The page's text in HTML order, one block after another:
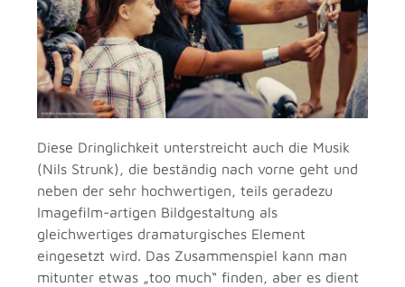
Diese Dringlichkeit unterstreicht auch die Musik
(Nils Strunk), die beständig nach vorne geht und
neben der sehr hochwertigen, teils geradezu
Imagefilm-artigen Bildgestaltung als
gleichwertiges dramaturgisches Element
eingesetzt wird. Das Zusammenspiel kann man
mitunter etwas „too much“ finden, aber es dient